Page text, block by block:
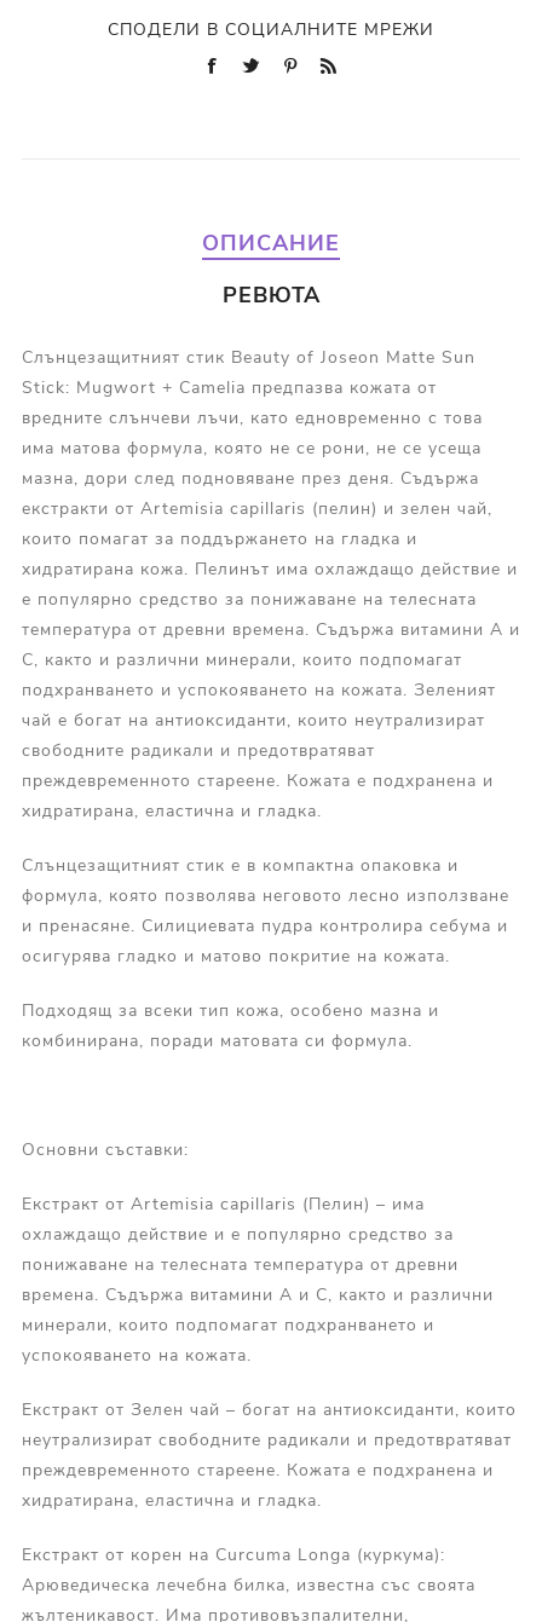
СПОДЕЛИ В СОЦИАЛНИТЕ МРЕЖИ
ОПИСАНИЕ
РЕВЮТА
Слънцезащитният стик Beauty of Joseon Matte Sun
Stick: Mugwort + Camelia предпазва кожата от
вредните слънчеви лъчи, като едновременно с това
има матова формула, която не се рони, не се усеща
мазна, дори след подновяване през деня. Съдържа
екстракти от Artemisia capillaris (пелин) и зелен чай,
които помагат за поддържането на гладка и
хидратирана кожа. Пелинът има охлаждащо действие и
е популярно средство за понижаване на телесната
температура от древни времена. Съдържа витамини А и
С, както и различни минерали, които подпомагат
подхранването и успокояването на кожата. Зеленият
чай е богат на антиоксиданти, които неутрализират
свободните радикали и предотвратяват
преждевременното стареене. Кожата е подхранена и
хидратирана, еластична и гладка.
Слънцезащитният стик е в компактна опаковка и
формула, която позволява неговото лесно използване
и пренасяне. Силициевата пудра контролира себума и
осигурява гладко и матово покритие на кожата.
Подходящ за всеки тип кожа, особено мазна и
комбинирана, поради матовата си формула.
Основни съставки:
Екстракт от Artemisia capillaris (Пелин) – има
охлаждащо действие и е популярно средство за
понижаване на телесната температура от древни
времена. Съдържа витамини А и С, както и различни
минерали, които подпомагат подхранването и
успокояването на кожата.
Екстракт от Зелен чай – богат на антиоксиданти, които
неутрализират свободните радикали и предотвратяват
преждевременното стареене. Кожата е подхранена и
хидратирана, еластична и гладка.
Екстракт от корен на Curcuma Longa (куркума):
Арюведическа лечебна билка, известна със своята
жълтеникавост. Има противовъзпалителни,